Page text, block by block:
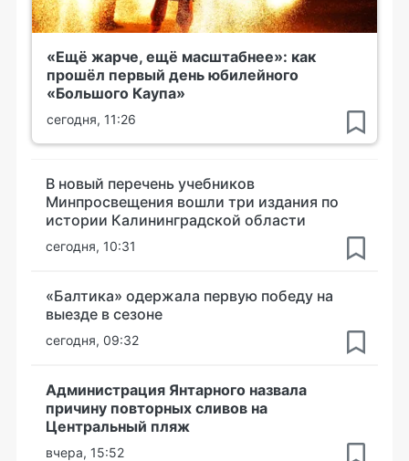
«Ещё жарче, ещё масштабнее»: как
прошёл первый день юбилейного
«Большого Каупа»
сегодня, 11:26
В новый перечень учебников
Минпросвещения вошли три издания по
истории Калининградской области
сегодня, 10:31
«Балтика» одержала первую победу на
выезде в сезоне
сегодня, 09:32
Администрация Янтарного назвала
причину повторных сливов на
Центральный пляж
вчера, 15:52